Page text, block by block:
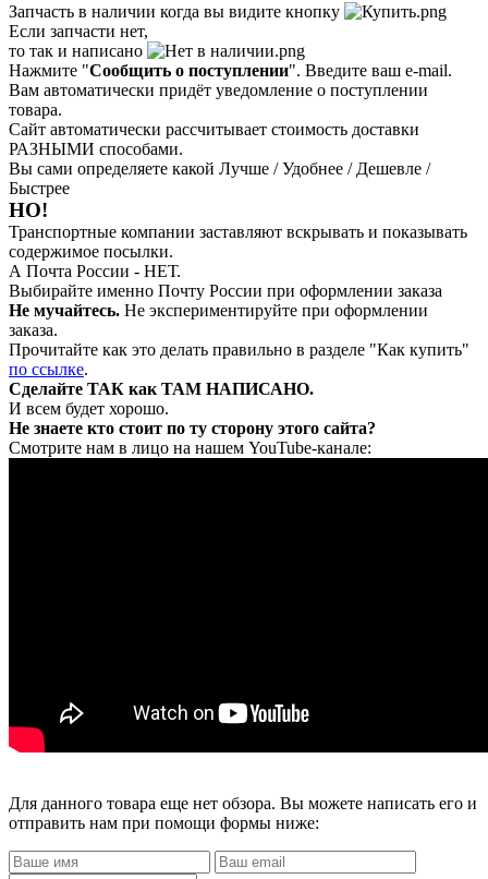
Запчасть в наличии когда вы видите кнопку
Если запчасти нет,
то так и написано
Нажмите "Сообщить о поступлении". Введите ваш e-mail.
Вам автоматически придёт уведомление о поступлении
товара.
Сайт автоматически рассчитывает стоимость доставки
РАЗНЫМИ способами.
Вы сами определяете какой Лучше / Удобнее / Дешевле /
Быстрее
НО!
Транспортные компании заставляют вскрывать и показывать
содержимое посылки.
А Почта России - НЕТ.
Выбирайте именно Почту России при оформлении заказа
Не мучайтесь. Не экспериментируйте при оформлении
заказа.
Прочитайте как это делать правильно в разделе "Как купить"
по ссылке.
Сделайте ТАК как ТАМ НАПИСАНО.
И всем будет хорошо.
Не знаете кто стоит по ту сторону этого сайта?
Смотрите нам в лицо на нашем YouTube-канале:
Для данного товара еще нет обзора. Вы можете написать его и
отправить нам при помощи формы ниже: